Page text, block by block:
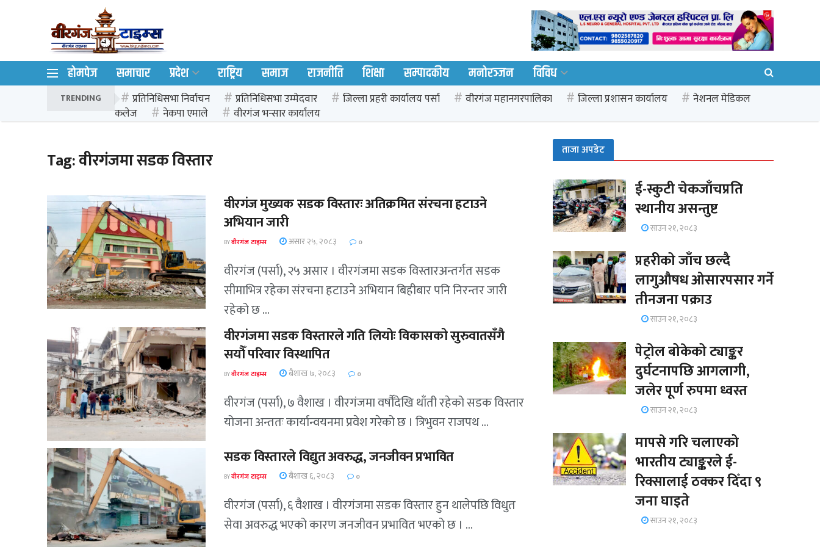
होमपेज समाचार प्रदेश राष्ट्रिय समाज राजनीति शिक्षा सम्पादकीय मनोरञ्जन विविध
TRENDING प्रतिनिधिसभा निर्वाचन प्रतिनिधिसभा उम्मेदवार जिल्ला प्रहरी कार्यालय पर्सा वीरगंज महानगरपालिका जिल्ला प्रशासन कार्यालय
नेशनल मेडिकल
कलेज
नेकपा एमाले वीरगंज भन्सार कार्यालय
Tag:वीरगंजमा सडक विस्तार
वीरगंज मुख्यक सडक विस्तारः अतिक्रमित संरचना हटाउने
अभियान जारी
BYवीरगंज टाइम्स असार २५, २०८३ 0
वीरगंज (पर्सा), २५ असार । वीरगंजमा सडक विस्तारअन्तर्गत सडक
सीमाभित्र रहेका संरचना हटाउने अभियान बिहीबार पनि निरन्तर जारी
रहेको छ ...
वीरगंजमा सडक विस्तारले गति लियोः विकासको सुरुवातसँगै
सयौँ परिवार विस्थापित
BYवीरगंज टाइम्स बैशाख ७, २०८३ 0
वीरगंज (पर्सा), ७ वैशाख । वीरगंजमा वर्षौँदेखि थाँती रहेको सडक विस्तार
योजना अन्ततः कार्यान्वयनमा प्रवेश गरेको छ । त्रिभुवन राजपथ ...
सडक विस्तारले विद्युत अवरुद्ध, जनजीवन प्रभावित
BYवीरगंज टाइम्स बैशाख ६, २०८३ 0
वीरगंज (पर्सा), ६ वैशाख । वीरगंजमा सडक विस्तार हुन थालेपछि विधुत
सेवा अवरुद्ध भएको कारण जनजीवन प्रभावित भएको छ । ...
ताजा अपडेट
ई-स्कुटी चेकजाँचप्रति
स्थानीय असन्तुष्ट
साउन २१, २०८३
प्रहरीको जाँच छल्दै
लागुऔषध ओसारपसार गर्ने
तीनजना पक्राउ
साउन २१, २०८३
पेट्रोल बोकेको ट्याङ्कर
दुर्घटनापछि आगलागी,
जलेर पूर्ण रुपमा ध्वस्त
साउन २१, २०८३
मापसे गरि चलाएको
भारतीय ट्याङ्करले ई-
रिक्सालाई ठक्कर दिँदा ९
जना घाइते
साउन २१, २०८३